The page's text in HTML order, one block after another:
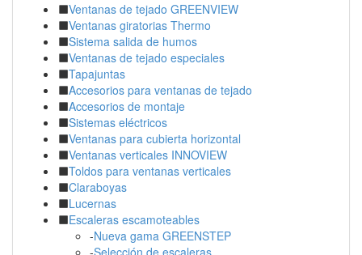
Ventanas de tejado GREENVIEW
Ventanas giratorias Thermo
Sistema salida de humos
Ventanas de tejado especiales
Tapajuntas
Accesorios para ventanas de tejado
Accesorios de montaje
Sistemas eléctricos
Ventanas para cubierta horizontal
Ventanas verticales INNOVIEW
Toldos para ventanas verticales
Claraboyas
Lucernas
Escaleras escamoteables
-Nueva gama GREENSTEP